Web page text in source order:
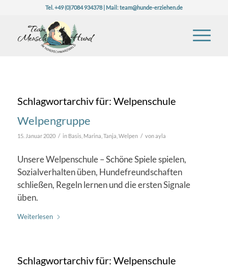
Tel. +49 (0)7084 934378 | Mail:team@hunde-erziehen.de
Schlagwortarchiv für: Welpenschule
Welpengruppe
15. Januar 2020 / in Basis, Marina Tanja Welpen / vonayla
Unsere Welpenschule – Schöne Spiele spielen,
Sozialverhalten üben, Hundefreundschaften
schließen, Regeln lernen und die ersten Signale
üben.
Weiterlesen
Schlagwortarchiv für: Welpenschule